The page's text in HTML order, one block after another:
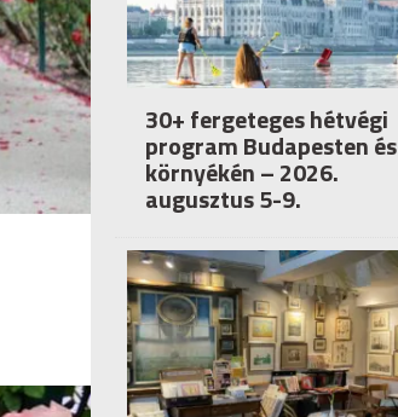
30+ fergeteges hétvégi
program Budapesten és
környékén – 2026.
augusztus 5-9.